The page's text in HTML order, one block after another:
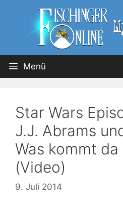
Menü
Star Wars
J.J. Abrams
Was kommt da
(Video)
9. Juli 2014